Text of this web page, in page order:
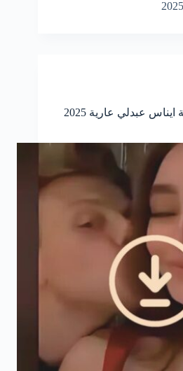
“حصريات” مقطع فضيحة ايناس عبدلي عارية 2025